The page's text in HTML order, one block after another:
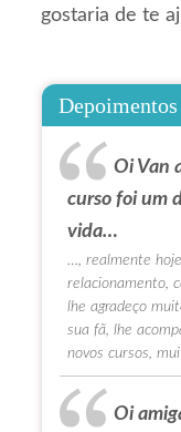
gostaria de te
Oi Van
curso foi um
vida…
…, realmente
relacionamento,
lhe agradeço
sua fã, lhe
novos cursos,
Oi